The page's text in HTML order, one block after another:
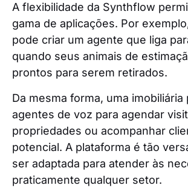
A flexibilidade da Synthflow
gama de aplicações. Por
pode criar um agente que liga
quando seus animais de
prontos para serem retirados.
Da mesma forma, uma imobiliária
agentes de voz para agendar
propriedades ou acompanhar
potencial. A plataforma é tão
ser adaptada para atender às
praticamente qualquer setor.